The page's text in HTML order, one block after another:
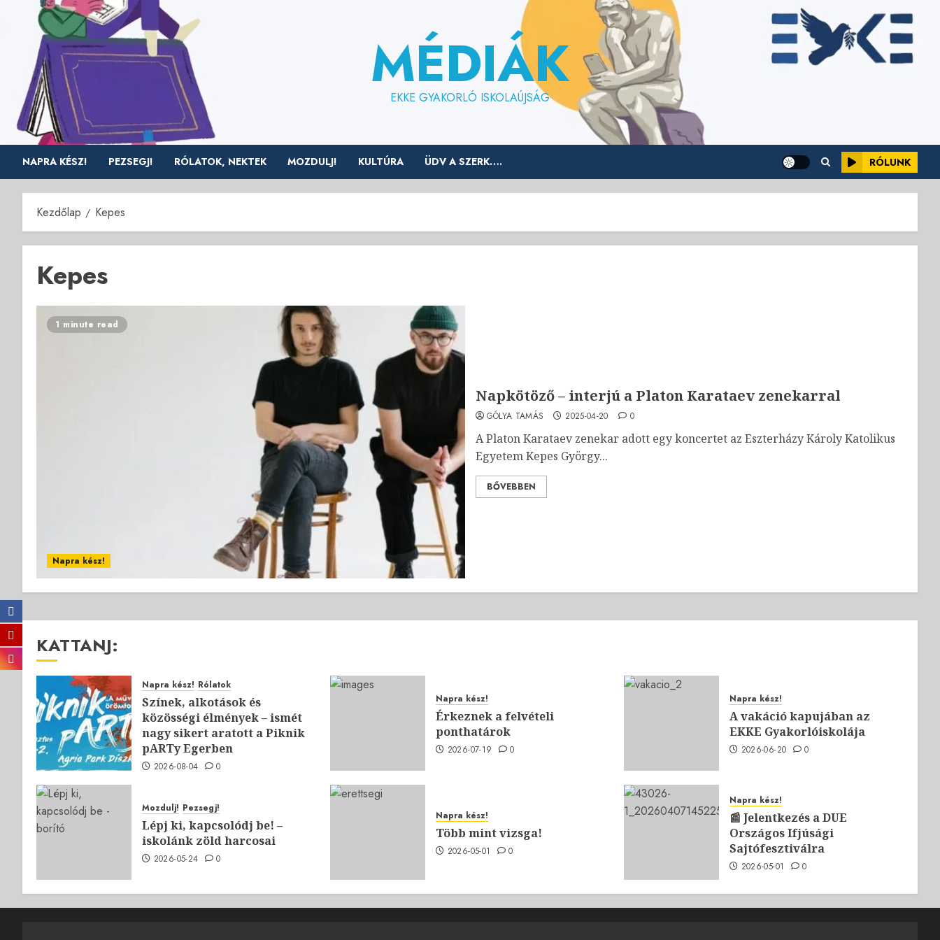
MÉDIÁK
EKKE GYAKORLÓ ISKOLAÚJSÁG
NAPRA KÉSZ! PEZSEGJ! RÓLATOK, NEKTEK MOZDULJ! KULTÚRA ÜDV A SZERK…. RÓLUNK
Kezdőlap Kepes
Kepes
1 minute read
Napra kész!
Napkötöző – interjú a Platon Karataev zenekarral
GÓLYA TAMÁS 2025-04-20 0
A Platon Karataev zenekar adott egy koncertet az Eszterházy Károly Katolikus
Egyetem Kepes György...
BŐVEBBEN
KATTANJ:
Napra kész! Rólatok
Színek, alkotások és
közösségi élmények – ismét
nagy sikert aratott a Piknik
pARTy Egerben
2026-08-04 0
Napra kész!
Érkeznek a felvételi
ponthatárok
2026-07-19 0
Napra kész!
A vakáció kapujában az
EKKE Gyakorlóiskolája
2026-06-20 0
Mozdulj! Pezsegj!
Lépj ki, kapcsolódj be! –
iskolánk zöld harcosai
2026-05-24 0
Napra kész!
Több mint vizsga!
2026-05-01 0
Napra kész!
📰 Jelentkezés a DUE
Országos Ifjúsági
Sajtófesztiválra
2026-05-01 0